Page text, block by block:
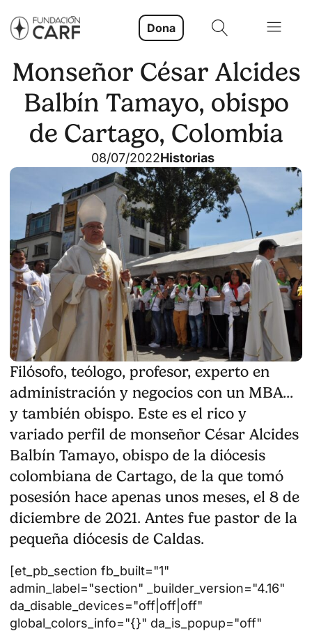
Dona
Monseñor César Alcides
Balbín Tamayo, obispo
de Cartago, Colombia
08/07/2022Historias
Filósofo, teólogo, profesor, experto en
administración y negocios con un MBA...
y también obispo. Este es el rico y
variado perfil de monseñor César Alcides
Balbín Tamayo, obispo de la diócesis
colombiana de Cartago, de la que tomó
posesión hace apenas unos meses, el 8 de
diciembre de 2021. Antes fue pastor de la
pequeña diócesis de Caldas.
[et_pb_section fb_built="1"
admin_label="section" _builder_version="4.16"
da_disable_devices="off|off|off"
global_colors_info="{}" da_is_popup="off"